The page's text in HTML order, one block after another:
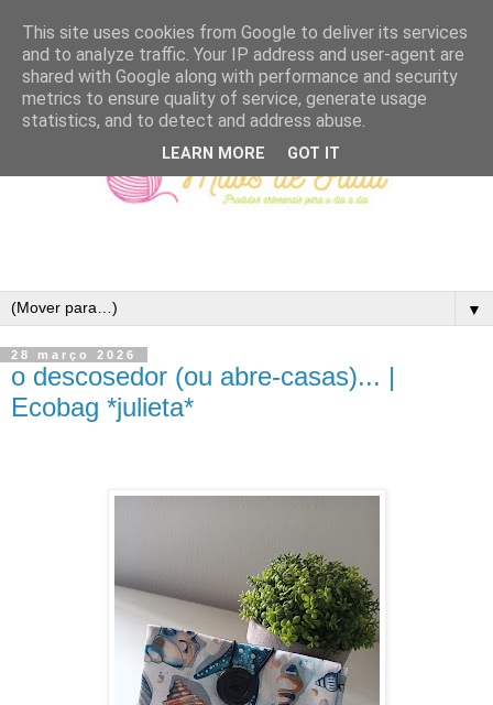
▼
28 março 2026
o descosedor (ou abre-casas)... |
Ecobag *julieta*
This site uses cookies from Google to deliver its services
and to analyze traffic. Your IP address and user-agent are
shared with Google along with performance and security
metrics to ensure quality of service, generate usage
statistics, and to detect and address abuse.
LEARN MORE GOT IT